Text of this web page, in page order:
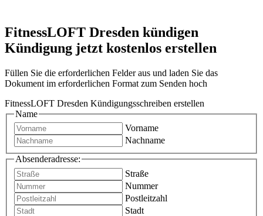
FitnessLOFT Dresden kündigen
Kündigung jetzt kostenlos erstellen
Füllen Sie die erforderlichen Felder aus und laden Sie das
Dokument im erforderlichen Format zum Senden hoch
FitnessLOFT Dresden Kündigungsschreiben erstellen
Name
Vorname
Nachname
Absenderadresse:
Straße
Nummer
Postleitzahl
Stadt